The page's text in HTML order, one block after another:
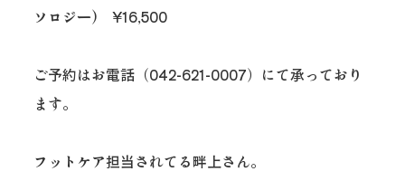
ソロジー) ¥16,500
ご予約はお電話（042-621-0007）にて承っており
ます。
フットケア担当されてる畔上さん。